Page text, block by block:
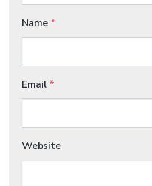
Name *
Email *
Website